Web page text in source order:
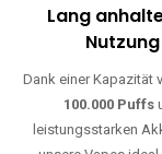
Lang
Nutzung
Dank einer Kapazität
100.000 Puffs
leistungsstarken